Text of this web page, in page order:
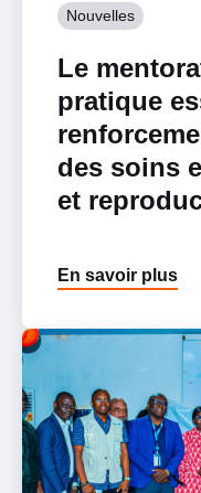
Nouvelles
Le
pratique
des soins
et
En savoir plus